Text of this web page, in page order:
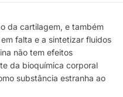
da cartilagem, e também
falta e a sintetizar fluidos
não tem efeitos
da bioquímica corporal
substância estranha ao